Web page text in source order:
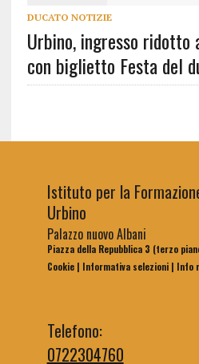
DUCATO NOTIZIE
Urbino, ingresso ridotto
con biglietto Festa del
Istituto per la
Urbino
Palazzo nuovo Albani
Piazza della Repubblica 3 (terzo
Cookie| Informativa selezioni| Info
Telefono:
0722304760